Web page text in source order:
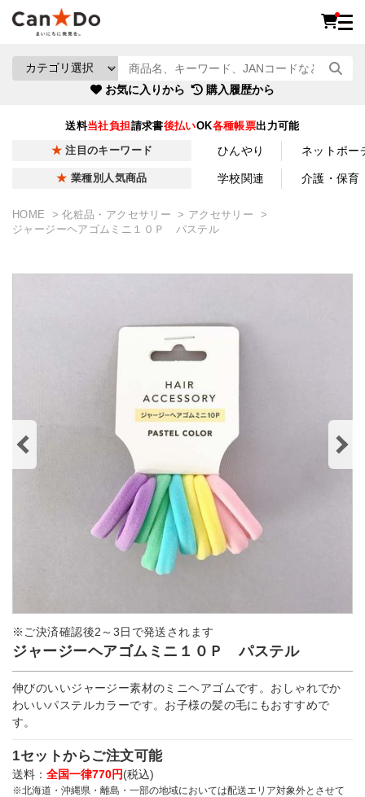
お気に入りから 購入履歴から
送料当社負担請求書後払いOK各種帳票出力可能
注目のキーワード ひんやり ネットポー
業種別人気商品 学校関連 介護・保育
HOME 化粧品・アクセサリー
アクセサリー
ジャージーヘアゴムミニ１０Ｐ パステル
※ご決済確認後2～3日で発送されます
ジャージーヘアゴムミニ１０Ｐ パステル
伸びのいいジャージー素材のミニヘアゴムです。おしゃれでか
わいいパステルカラーです。お子様の髪の毛にもおすすめで
す。
1セットからご注文可能
送料： 全国一律770円(税込)
※北海道・沖縄県・離島・一部の地域においては配送エリア対象外とさせて